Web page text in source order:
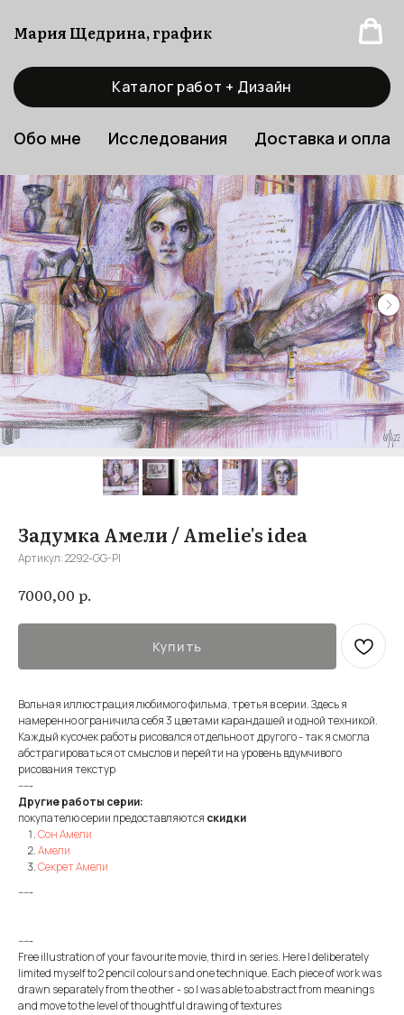
Мария Щедрина, график
Каталог работ + Дизайн
Обо мне Исследования Доставка и
Задумка Амели / Amelie's idea
Артикул:2292-GG-Pl
7000,00 р.
Купить
Вольная иллюстрация любимого фильма, третья в серии. Здесь я
намеренно ограничила себя 3 цветами карандашей и одной техникой.
Каждый кусочек работы рисовался отдельно от другого - так я смогла
абстрагироваться от смыслов и перейти на уровень вдумчивого
рисования текстур
-----
Другие работы серии:
покупателю серии предоставляются скидки
Сон Амели
Амели
Секрет Амели
-----
-----
Free illustration of your favourite movie, third in series. Here I deliberately
limited myself to 2 pencil colours and one technique. Each piece of work was
drawn separately from the other - so I was able to abstract from meanings
and move to the level of thoughtful drawing of textures